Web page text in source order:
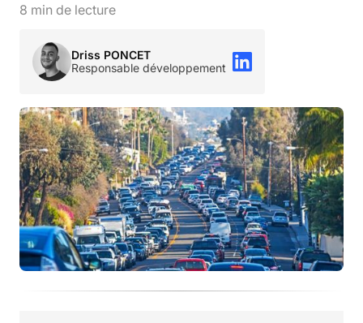
8 min de lecture
Driss PONCET
Responsable développement